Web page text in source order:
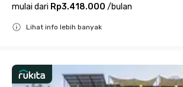
mulai dari Rp3.418.000 /bulan
Lihat info lebih banyak